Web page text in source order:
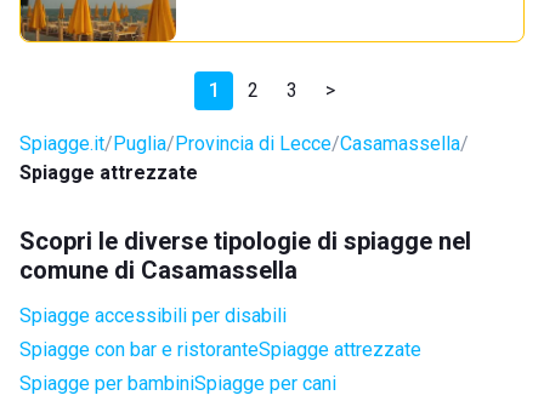
1 2 3 >
Spiagge.it Puglia Provincia di Lecce Casamassella
Spiagge attrezzate
Scopri le diverse tipologie di spiagge nel
comune di Casamassella
Spiagge accessibili per disabili
Spiagge con bar e ristoranteSpiagge attrezzate
Spiagge per bambiniSpiagge per cani